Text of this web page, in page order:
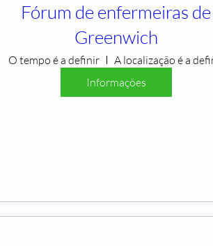
Fórum de enfermeiras de
Greenwich
O tempo é a definir
A localização é a
Informações